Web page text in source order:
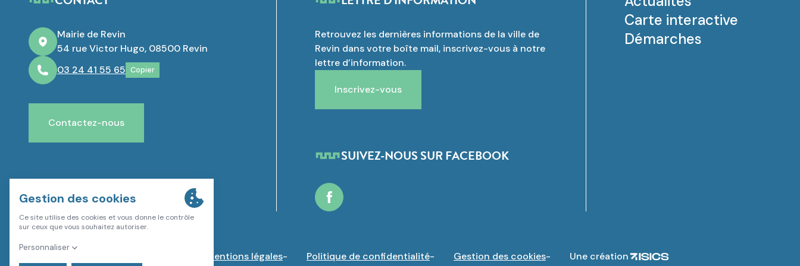
Mairie de Revin
54 rue Victor Hugo, 08500 Revin
03 24 41 55 65 Copier
Contactez-nous
Retrouvez les dernières informations de la ville de
Revin dans votre boîte mail, inscrivez-vous à notre
lettre d’information.
Inscrivez-vous
SUIVEZ-NOUS SUR FACEBOOK
Carte interactive
Démarches
Mentions légales Politique de confidentialité Gestion des cookies Une création